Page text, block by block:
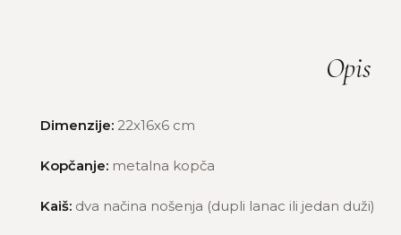
Opis
Dimenzije: 22x16x6 cm
Kopčanje: metalna kopča
Kaiš: dva načina nošenja (dupli lanac ili jedan duži)